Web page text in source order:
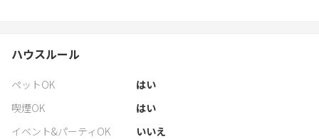
ハウスルール
ペットOK
はい
喫煙OK
はい
イベント&パーティOK
いいえ